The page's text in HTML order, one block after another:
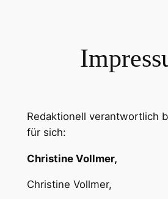
Redaktionell verantwortlich
für sich:
Christine Vollmer,
Christine Vollmer,